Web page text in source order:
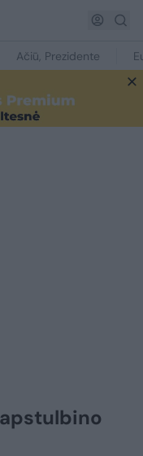
Ačiū, Prezidente